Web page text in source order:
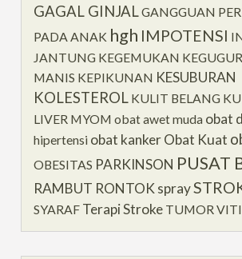
GAGAL GINJALGANGGUAN
PADA ANAK hgh IMPOTENSI
JANTUNG KEGEMUKAN
MANIS KEPIKUNAN KESUBURAN
KOLESTEROL KULIT BELANG
LIVER MYOM obat awet muda obat
hipertensi obat kankerObat Kuat
OBESITAS PARKINSON PUSAT
RAMBUT RONTOKspray
SYARAF Terapi Stroke TUMOR